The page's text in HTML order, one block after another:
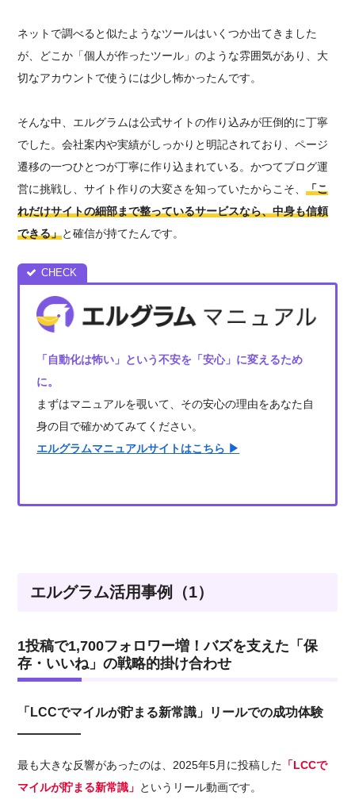
ネットで調べると似たようなツールはいくつか出てきました
が、どこか「個人が作ったツール」のような雰囲気があり、大
切なアカウントで使うには少し怖かったんです。
そんな中、エルグラムは公式サイトの作り込みが圧倒的に丁寧
でした。会社案内や実績がしっかりと明記されており、ページ
遷移の一つひとつが丁寧に作り込まれている。かつてブログ運
営に挑戦し、サイト作りの大変さを知っていたからこそ、「こ
れだけサイトの細部まで整っているサービスなら、中身も信頼
できる」と確信が持てたんです。
「自動化は怖い」という不安を「安心」に変えるため
に。
まずはマニュアルを覗いて、その安心の理由をあなた自
身の目で確かめてみてください。
エルグラムマニュアルサイトはこちら ▶
エルグラム活用事例（1）
1投稿で1,700フォロワー増！バズを支えた「保
存・いいね」の戦略的掛け合わせ
「LCCでマイルが貯まる新常識」リールでの成功体験
最も大きな反響があったのは、2025年5月に投稿した 「LCCで
マイルが貯まる新常識」 というリール動画です。